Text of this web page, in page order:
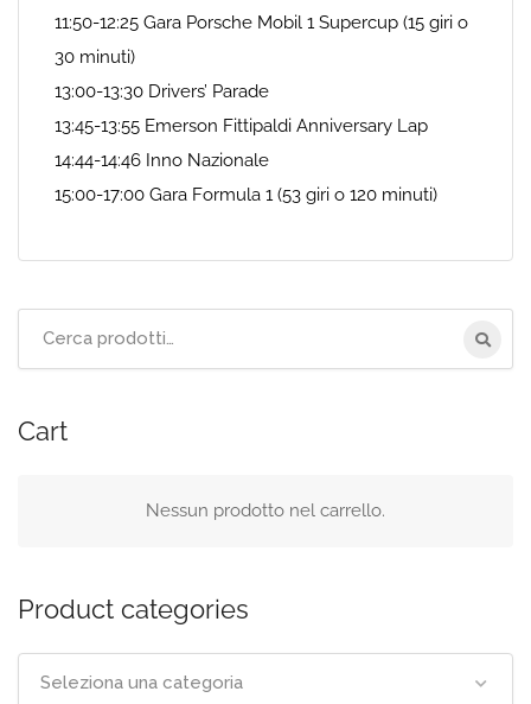
11:50-12:25 Gara Porsche Mobil 1 Supercup (15 giri o
30 minuti)
13:00-13:30 Drivers’ Parade
13:45-13:55 Emerson Fittipaldi Anniversary Lap
14:44-14:46 Inno Nazionale
15:00-17:00 Gara Formula 1 (53 giri o 120 minuti)
Cart
Nessun prodotto nel carrello.
Product categories
Seleziona una categoria